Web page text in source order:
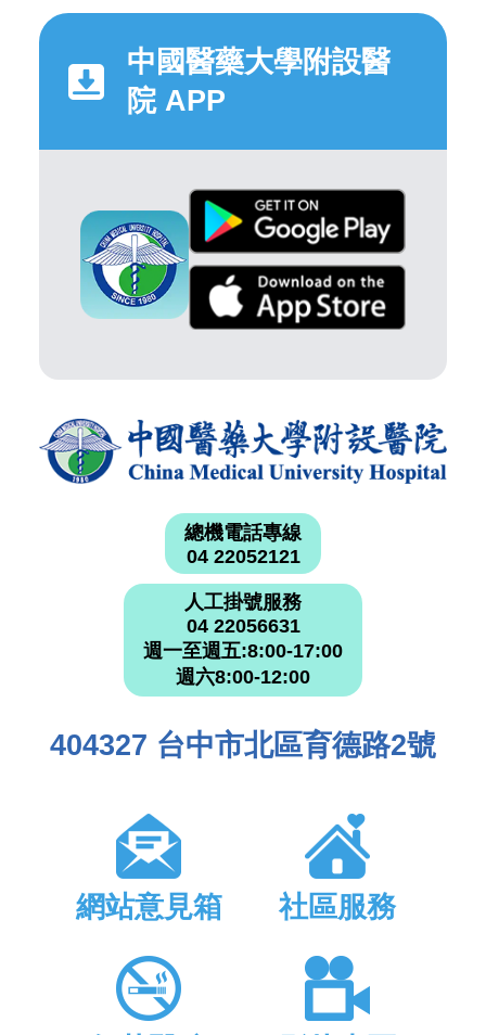
中國醫藥大學附設醫
院 APP
總機電話專線
04 22052121
人工掛號服務
04 22056631
週一至週五:8:00-17:00
週六8:00-12:00
404327 台中市北區育德路2號
網站意見箱 社區服務